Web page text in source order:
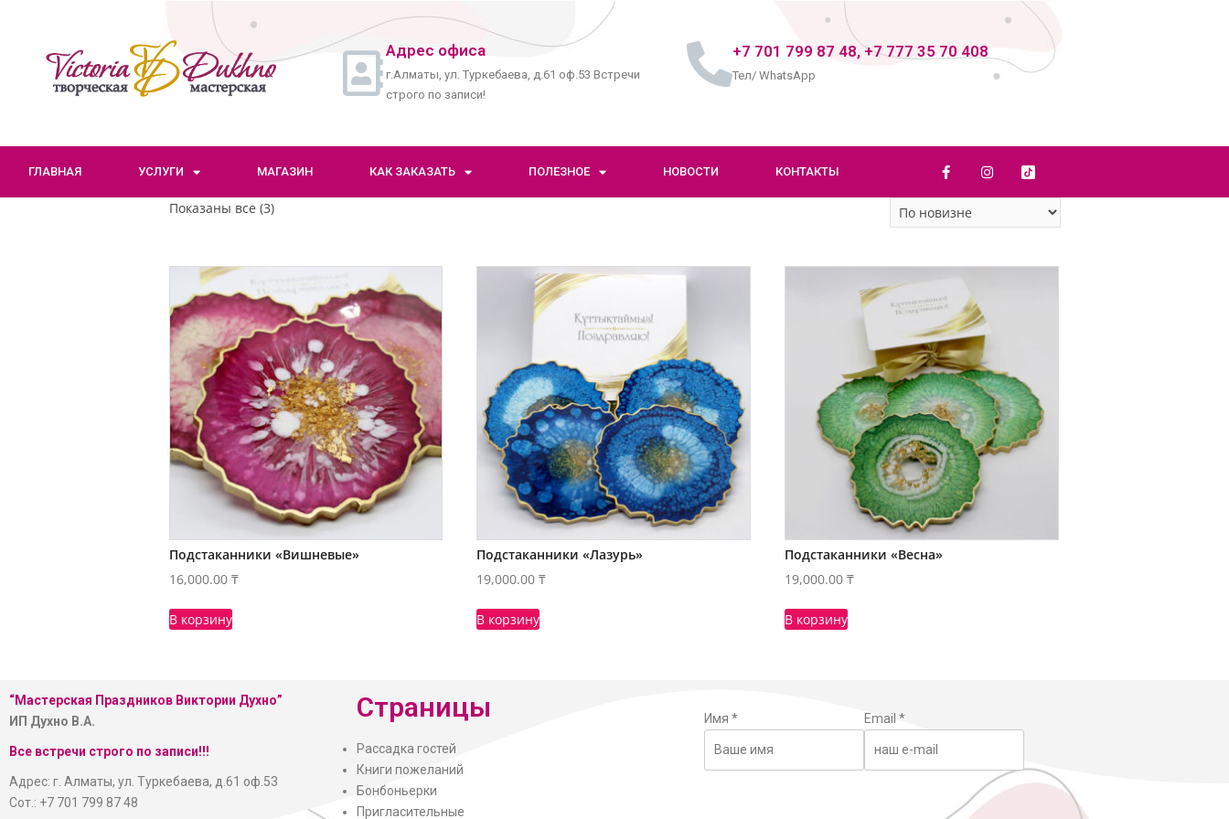
Адрес офиса
г.Алматы, ул. Туркебаева, д.61 оф.53 Встречи
строго по записи!
+7 701 799 87 48, +7 777 35 70 408
Тел/ WhatsApp
ГЛАВНАЯ УСЛУГИ МАГАЗИН КАК ЗАКАЗАТЬ ПОЛЕЗНОЕ НОВОСТИ КОНТАКТЫ
Показаны все (3)
Подстаканники «Вишневые»
16,000.00 ₸
В корзину
Подстаканники «Лазурь»
19,000.00₸
В корзину
Подстаканники «Весна»
19,000.00₸
В корзину
“Мастерская Праздников Виктории Духно”
ИП Духно В.А.
Все встречи строго по записи!!!
Адрес: г. Алматы, ул. Туркебаева, д.61 оф.53
Сот.: +7 701 799 87 48
Страницы
Рассадка гостей
Книги пожеланий
Бонбоньерки
Пригласительные
Имя * Email *